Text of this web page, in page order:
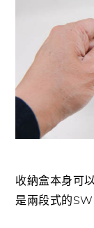
收納盒本身可
是兩段式的